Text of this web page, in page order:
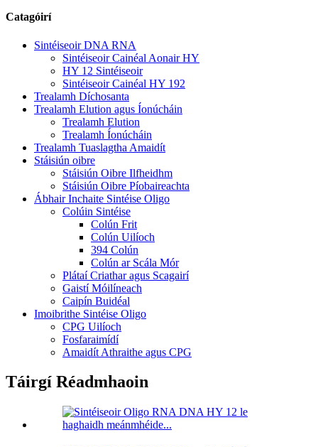
Catagóirí
Sintéiseoir DNA RNA
Sintéiseoir Cainéal Aonair HY
HY 12 Sintéiseoir
Sintéiseoir Cainéal HY 192
Trealamh Díchosanta
Trealamh Elution agus Íonúcháin
Trealamh Elution
Trealamh Íonúcháin
Trealamh Tuaslagtha Amaidít
Stáisiún oibre
Stáisiún Oibre Ilfheidhm
Stáisiún Oibre Píobaireachta
Ábhair Inchaite Sintéise Oligo
Colúin Sintéise
Colún Frit
Colún Uilíoch
394 Colún
Colún ar Scála Mór
Plátaí Criathar agus Scagairí
Gaistí Móilíneach
Caipín Buidéal
Imoibrithe Sintéise Oligo
CPG Uilíoch
Fosfaraimídí
Amaidít Athraithe agus CPG
Táirgí Réadmhaoin